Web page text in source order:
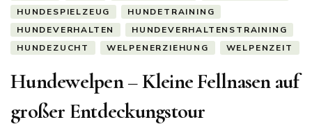
HUNDESPIELZEUG
HUNDETRAINING
HUNDEVERHALTEN
HUNDEVERHALTENSTRAINING
HUNDEZUCHT
WELPENERZIEHUNG WELPENZEIT
Hundewelpen – Kleine Fellnasen auf
großer Entdeckungstour